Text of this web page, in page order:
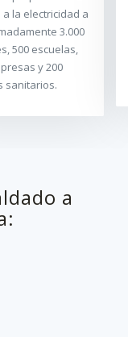
a la electricidad a
3.000
500 escuelas,
y 200
sanitarios.
a